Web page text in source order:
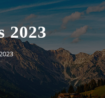
2023